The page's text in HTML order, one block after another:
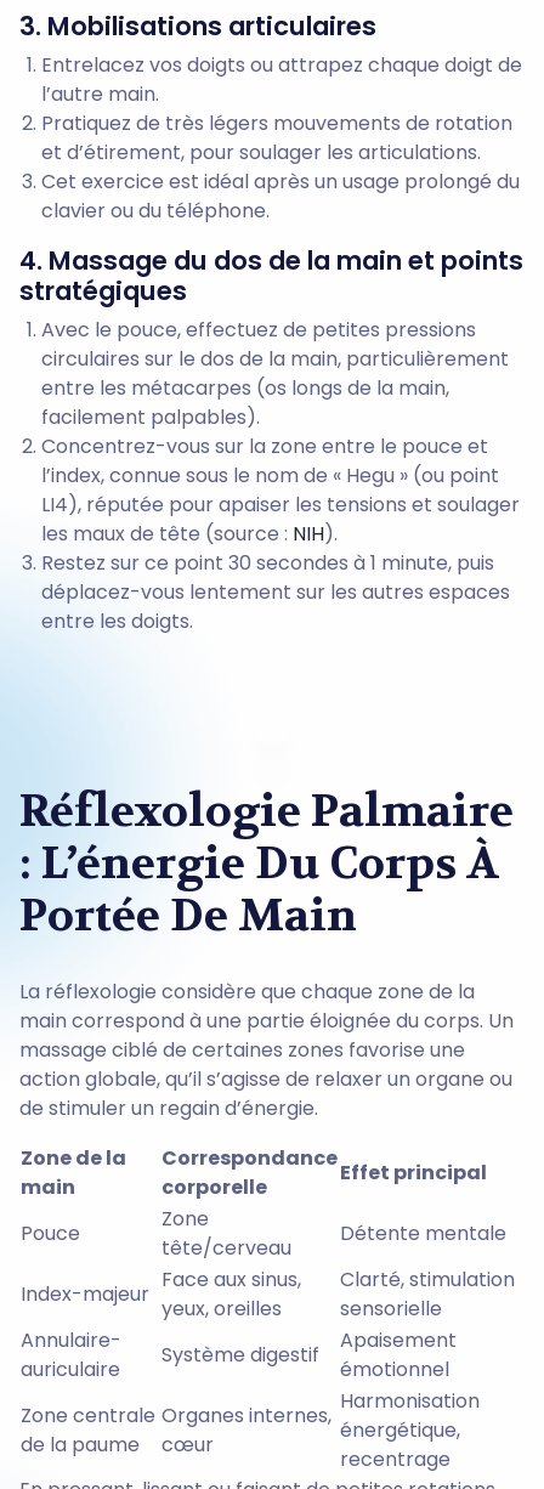
3. Mobilisations articulaires
Entrelacez vos doigts ou attrapez chaque doigt de
l’autre main.
Pratiquez de très légers mouvements de rotation
et d’étirement, pour soulager les articulations.
Cet exercice est idéal après un usage prolongé du
clavier ou du téléphone.
4. Massage du dos de la main et points
stratégiques
Avec le pouce, effectuez de petites pressions
circulaires sur le dos de la main, particulièrement
entre les métacarpes (os longs de la main,
facilement palpables).
Concentrez-vous sur la zone entre le pouce et
l’index, connue sous le nom de « Hegu » (ou point
LI4), réputée pour apaiser les tensions et soulager
les maux de tête (source : NIH).
Restez sur ce point 30 secondes à 1 minute, puis
déplacez-vous lentement sur les autres espaces
entre les doigts.
Réflexologie Palmaire
: L’énergie Du Corps À
Portée De Main
La réflexologie considère que chaque zone de la
main correspond à une partie éloignée du corps. Un
massage ciblé de certaines zones favorise une
action globale, qu’il s’agisse de relaxer un organe ou
de stimuler un regain d’énergie.
Zone de la
main
Correspondance
corporelle
Effet principal
Pouce
Zone
tête/cerveau
Détente mentale
Index-majeur
Face aux sinus,
yeux, oreilles
Clarté, stimulation
sensorielle
Annulaire-
auriculaire
Système digestif
Apaisement
émotionnel
Zone centrale
de la paume
Organes internes,
cœur
Harmonisation
énergétique,
recentrage